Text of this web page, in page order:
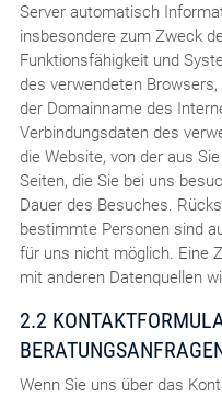
Server automatisch
insbesondere zum Zweck
Funktionsfähigkeit und
des verwendeten
der Domainname des
Verbindungsdaten des
die Website, von der aus
Seiten, die Sie bei uns
Dauer des Besuches.
bestimmte Personen sind
für uns nicht möglich. Eine
mit anderen Datenquellen
2.2
Wenn Sie uns über das